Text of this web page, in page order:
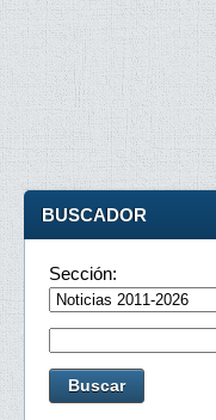
BUSCADOR
Sección: